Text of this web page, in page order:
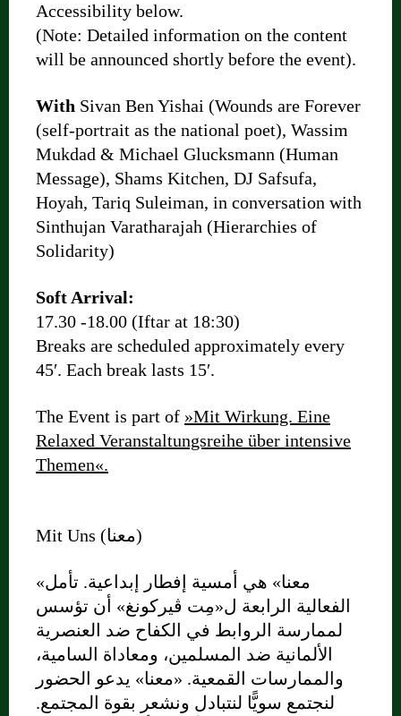
Accessibility below.
(Note: Detailed information on the content
will be announced shortly before the event).
With Sivan Ben Yishai (Wounds are Forever
(self-portrait as the national poet), Wassim
Mukdad & Michael Glucksmann (Human
Message), Shams Kitchen, DJ Safsufa,
Hoyah, Tariq Suleiman, in conversation with
Sinthujan Varatharajah (Hierarchies of
Solidarity)
Soft Arrival:
17.30 -18.00 (Iftar at 18:30)
Breaks are scheduled approximately every
45′. Each break lasts 15′.
The Event is part of »Mit Wirkung. Eine
Relaxed Veranstaltungsreihe über intensive
Themen«.
Mit Uns (معنا)
«معنا» هي أمسية إفطار إبداعية. تأمل
الفعالية الرابعة ل«مِت ڤيركونغ» أن تؤسس
لممارسة الروابط في الكفاح ضد العنصرية
الألمانية ضد المسلمين، ومعاداة السامية،
والممارسات القمعية. «معنا» يدعو الحضور
لنجتمع سويًّا لنتبادل ونشعر بقوة المجتمع.